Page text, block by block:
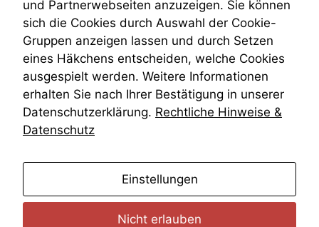
ZPO
Zustellfiktion
Zuständigkeit
Öffentliches Personalrecht
Öffentlichkeitsprinzip
und Partnerwebseiten anzuzeigen. Sie können
sich die Cookies durch Auswahl der Cookie-
Gruppen anzeigen lassen und durch Setzen
eines Häkchens entscheiden, welche Cookies
ausgespielt werden. Weitere Informationen
erhalten Sie nach Ihrer Bestätigung in unserer
Datenschutzerklärung. Rechtliche Hinweise &
Datenschutz
Einstellungen
Nicht erlauben